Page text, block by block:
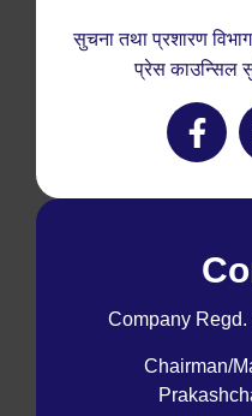
सुचना तथा प्रशारण
प्रेस काउन्सिल
Company
Chairman/